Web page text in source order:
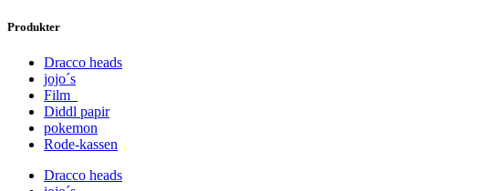
Produkter
Dracco heads
jojo´s
Film
Diddl papir
pokemon
Rode-kassen
Dracco heads